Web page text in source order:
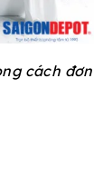
cách đơn